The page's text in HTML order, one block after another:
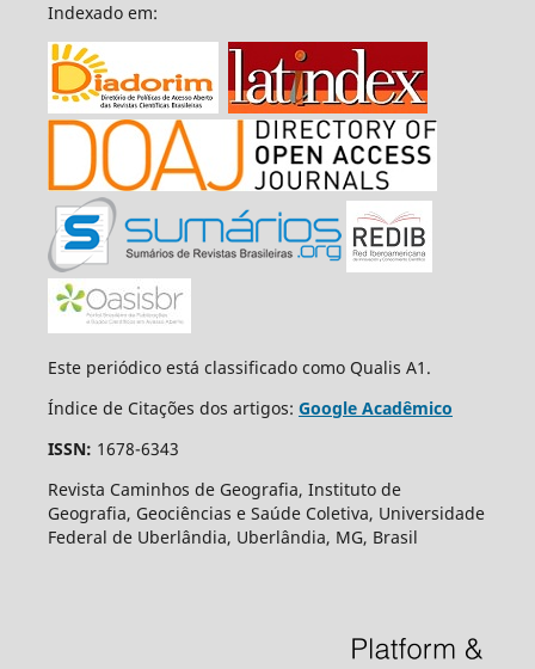
Indexado em:
Este periódico está classificado como Qualis A1.
Índice de Citações dos artigos: Google Acadêmico
ISSN: 1678-6343
Revista Caminhos de Geografia, Instituto de
Geografia, Geociências e Saúde Coletiva, Universidade
Federal de Uberlândia, Uberlândia, MG, Brasil